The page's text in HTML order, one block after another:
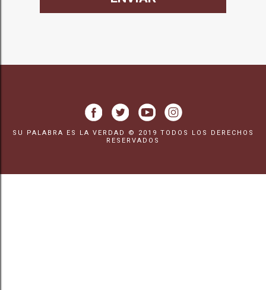
SU PALABRA ES LA VERDAD © 2019 TODOS LOS DERECHOS
RESERVADOS